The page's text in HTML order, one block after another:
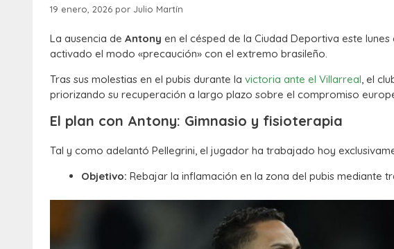
19 enero, 2026 por Julio Martín
La ausencia de Antony en el césped de la Ciudad Deportiva este
activado el modo «precaución» con el extremo brasileño.
Tras sus molestias en el pubis durante la victoria ante el Villarreal, el
priorizando su recuperación a largo plazo sobre el compromiso
El plan con Antony: Gimnasio y fisioterapia
Tal y como adelantó Pellegrini, el jugador ha trabajado hoy
Objetivo: Rebajar la inflamación en la zona del pubis mediante